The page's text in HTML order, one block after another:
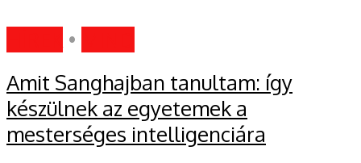
•
Amit Sanghajban tanultam: így
készülnek az egyetemek a
mesterséges intelligenciára